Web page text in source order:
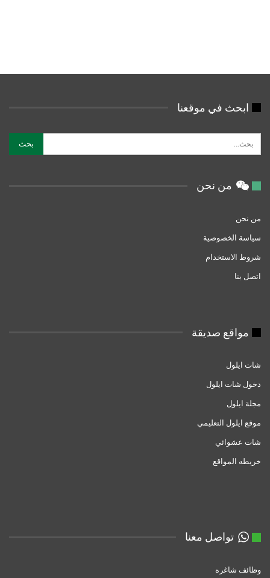
ابحث في موقعنا
من نحن
من نحن
سياسة الخصوصية
شروط الاستخدام
اتصل بنا
مواقع صديقة
شات ايلول
دخول شات ايلول
مجلة ايلول
موقع ايلول التعليمي
شات عشوائي
خريطه المواقع
تواصل معنا
وظائف شاغره